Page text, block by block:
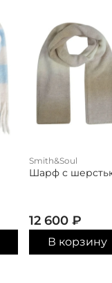
Smith&Soul
Шарф с
12 600 ₽
В корзину